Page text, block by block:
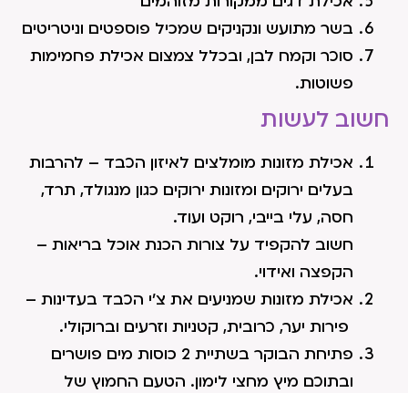
בשר מתועש ונקניקים שמכיל פוספטים וניטריטים
סוכר וקמח לבן, ובכלל צמצום אכילת פחמימות
פשוטות.
חשוב לעשות
אכילת מזונות מומלצים לאיזון הכבד – להרבות
בעלים ירוקים ומזונות ירוקים כגון מנגולד, תרד,
חסה, עלי בייבי, רוקט ועוד.
חשוב להקפיד על צורות הכנת אוכל בריאות –
הקפצה ואידוי.
אכילת מזונות שמניעים את צ'י הכבד בעדינות –
פירות יער, כרובית, קטניות וזרעים וברוקולי.
פתיחת הבוקר בשתיית 2 כוסות מים פושרים
ובתוכם מיץ מחצי לימון. הטעם החמוץ של